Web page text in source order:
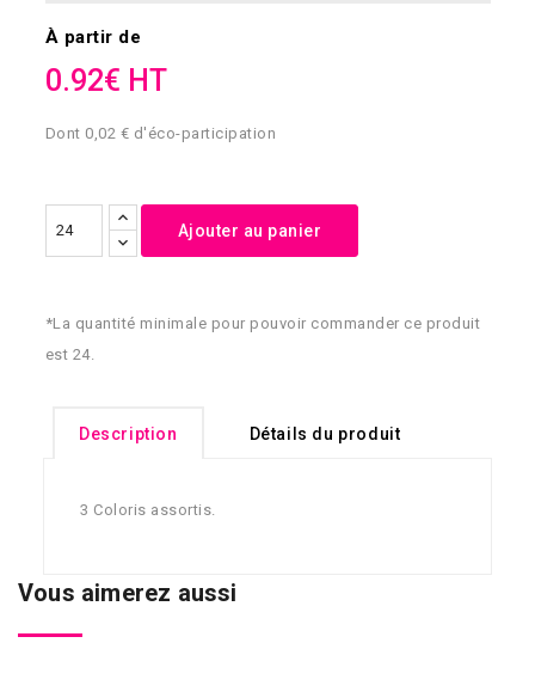
À partir de
0.92€ HT
Dont 0,02 € d'éco-participation
Ajouter au panier
*La quantité minimale pour pouvoir commander ce produit
est 24.
Description Détails du produit
3 Coloris assortis.
Vous aimerez aussi